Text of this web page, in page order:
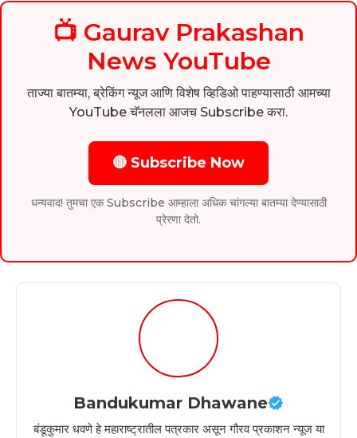
📺 Gaurav Prakashan
News YouTube
ताज्या बातम्या, ब्रेकिंग न्यूज आणि विशेष व्हिडिओ पाहण्यासाठी आमच्या
YouTube चॅनलला आजच Subscribe करा.
🔴 Subscribe Now
धन्यवाद! तुमचा एक Subscribe आम्हाला अधिक चांगल्या बातम्या देण्यासाठी
प्रेरणा देतो.
Bandukumar Dhawane
बंडूकुमार धवणे हे महाराष्ट्रातील पत्रकार असून गौरव प्रकाशन न्यूज या